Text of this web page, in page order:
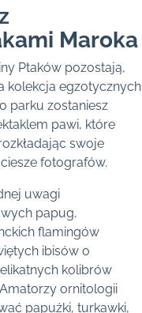
Maroka
Ptaków pozostają,
kolekcja egzotycznych
parku zostaniesz
pawi, które
swoje
fotografów.
uwagi
papug,
flamingów
ibisów o
kolibrów
ornitologii
papużki, turkawki,